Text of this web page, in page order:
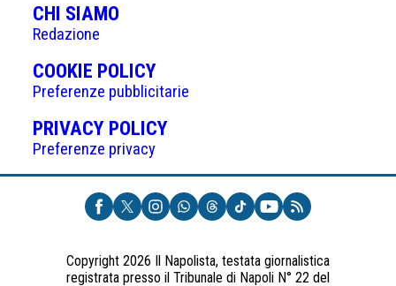
CHI SIAMO
Redazione
COOKIE POLICY(APRE
IN
UNA
NUOVA
Preferenze pubblicitarie
PRIVACY POLICY(APRE
UNA
NUOVA
SCHEDA)
Preferenze privacy
Copyright 2026 Il Napolista, testata giornalistica
registrata presso il Tribunale di Napoli N° 22 del